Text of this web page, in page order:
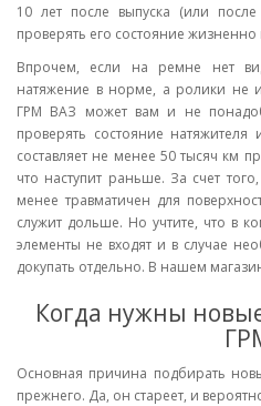
10 лет после выпуска (или
проверять его состояние
Впрочем, если на ремне нет
натяжение в норме, а ролики не
ГРМ ВАЗ может вам и не
проверять состояние
составляет не менее 50 тысяч км
что наступит раньше. За счет
менее травматичен для
служит дольше. Но учтите, что в
элементы не входят и в случае
докупать отдельно. В нашем
Когда нужны
Основная причина подбирать
прежнего. Да, он стареет, и